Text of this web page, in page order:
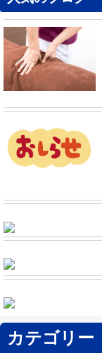
カテゴリー